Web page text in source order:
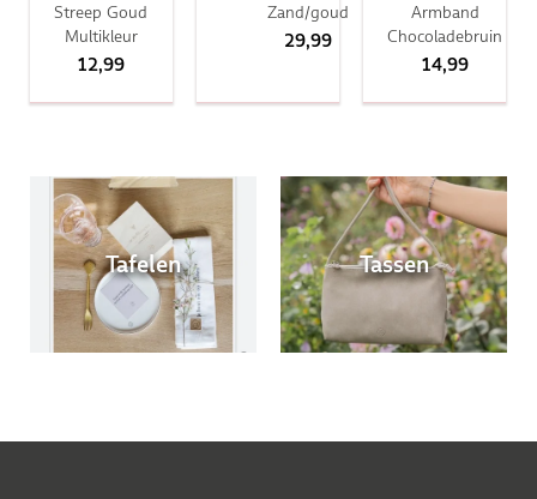
Streep Goud
Multikleur
12,99
Zand/goud
29,99
Armband
Chocoladebruin
14,99
Tafelen Tassen